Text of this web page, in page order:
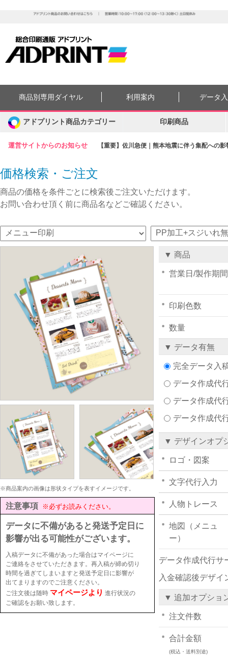
運営サイトからのお知らせ 【重要】佐川急便｜熊本地震に伴う集配への
商品別専用ダイヤル 利用案内 データ
アドプリント商品カテゴリー 印刷商品
価格検索・ご注文
商品の価格を条件ごとに検索後ご注文いただけます。
お問い合わせ頂く前に商品名などご確認ください。
※商品案内の画像は形状タイプを表すイメージです。
注意事項 ※必ずお読みください。
データに不備があると発送予定日に
影響が出る可能性がございます。
入稿データに不備があった場合はマイページに
ご連絡をさせていただきます。再入稿が締め切り
時間を過ぎてしまいますと発送予定日に影響が
出てまりますのでご注意ください。
ご注文後は随時 マイページより 進行状況の
ご確認をお願い致します。
▼ 商品
営業日/製作期間
印刷色数
数量
▼ データ有無
完全データ入
データ作成代
データ作成代
データ作成代
▼ デザインオプ
ロゴ・図案
文字代行入力
人物トレース
地図（メニュ
ー）
データ作成代行サ
入金確認後デザイ
▼ 追加オプショ
注文件数
合計金額
(税込・送料別途)